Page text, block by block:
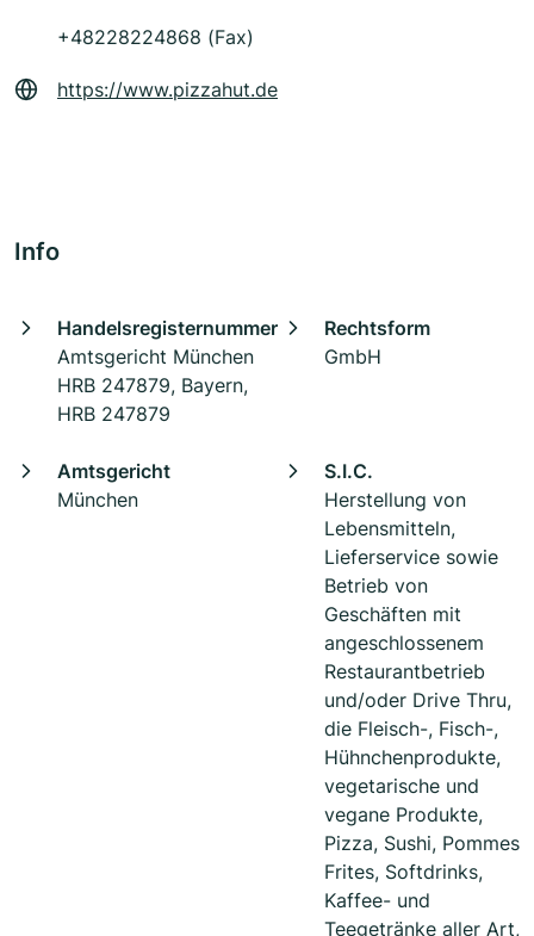
+48228224868 (Fax)
https://www.pizzahut.de
Info
Handelsregisternummer
Amtsgericht München
HRB 247879, Bayern,
HRB 247879
Rechtsform
GmbH
Amtsgericht
München
S.I.C.
Herstellung von
Lebensmitteln,
Lieferservice sowie
Betrieb von
Geschäften mit
angeschlossenem
Restaurantbetrieb
und/oder Drive Thru,
die Fleisch-, Fisch-,
Hühnchenprodukte,
vegetarische und
vegane Produkte,
Pizza, Sushi, Pommes
Frites, Softdrinks,
Kaffee- und
Teegetränke aller Art,